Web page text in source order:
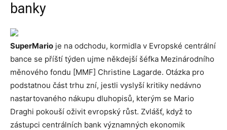
banky
SuperMario je na odchodu, kormidla v Evropské centrální
bance se příští týden ujme někdejší šéfka Mezinárodního
měnového fondu [MMF] Christine Lagarde. Otázka pro
podstatnou část trhu zní, jestli vyslyší kritiky nedávno
nastartovaného nákupu dluhopisů, kterým se Mario
Draghi pokouší oživit evropský růst. Zvlášť, když to
zástupci centrálních bank významných ekonomik